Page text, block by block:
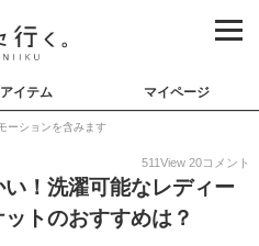
イテム マイページ
ーションを含みます
511View 20コメント
！洗濯可能なレディー
トのおすすめは？